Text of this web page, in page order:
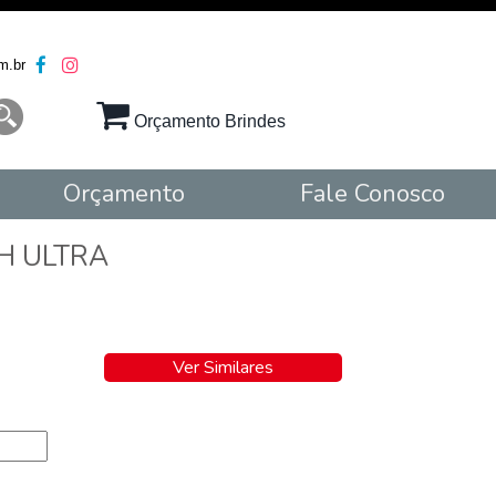
Orçamento Brindes
Orçamento Fale Conosco
ULTRA
Ver Similares